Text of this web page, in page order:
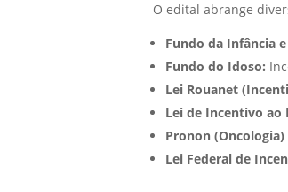
O edital abrange
Fundo da Infância
Fundo do Idoso:
Lei Rouanet
Lei de Incentivo ao
Pronon (Oncologia)
Lei Federal de